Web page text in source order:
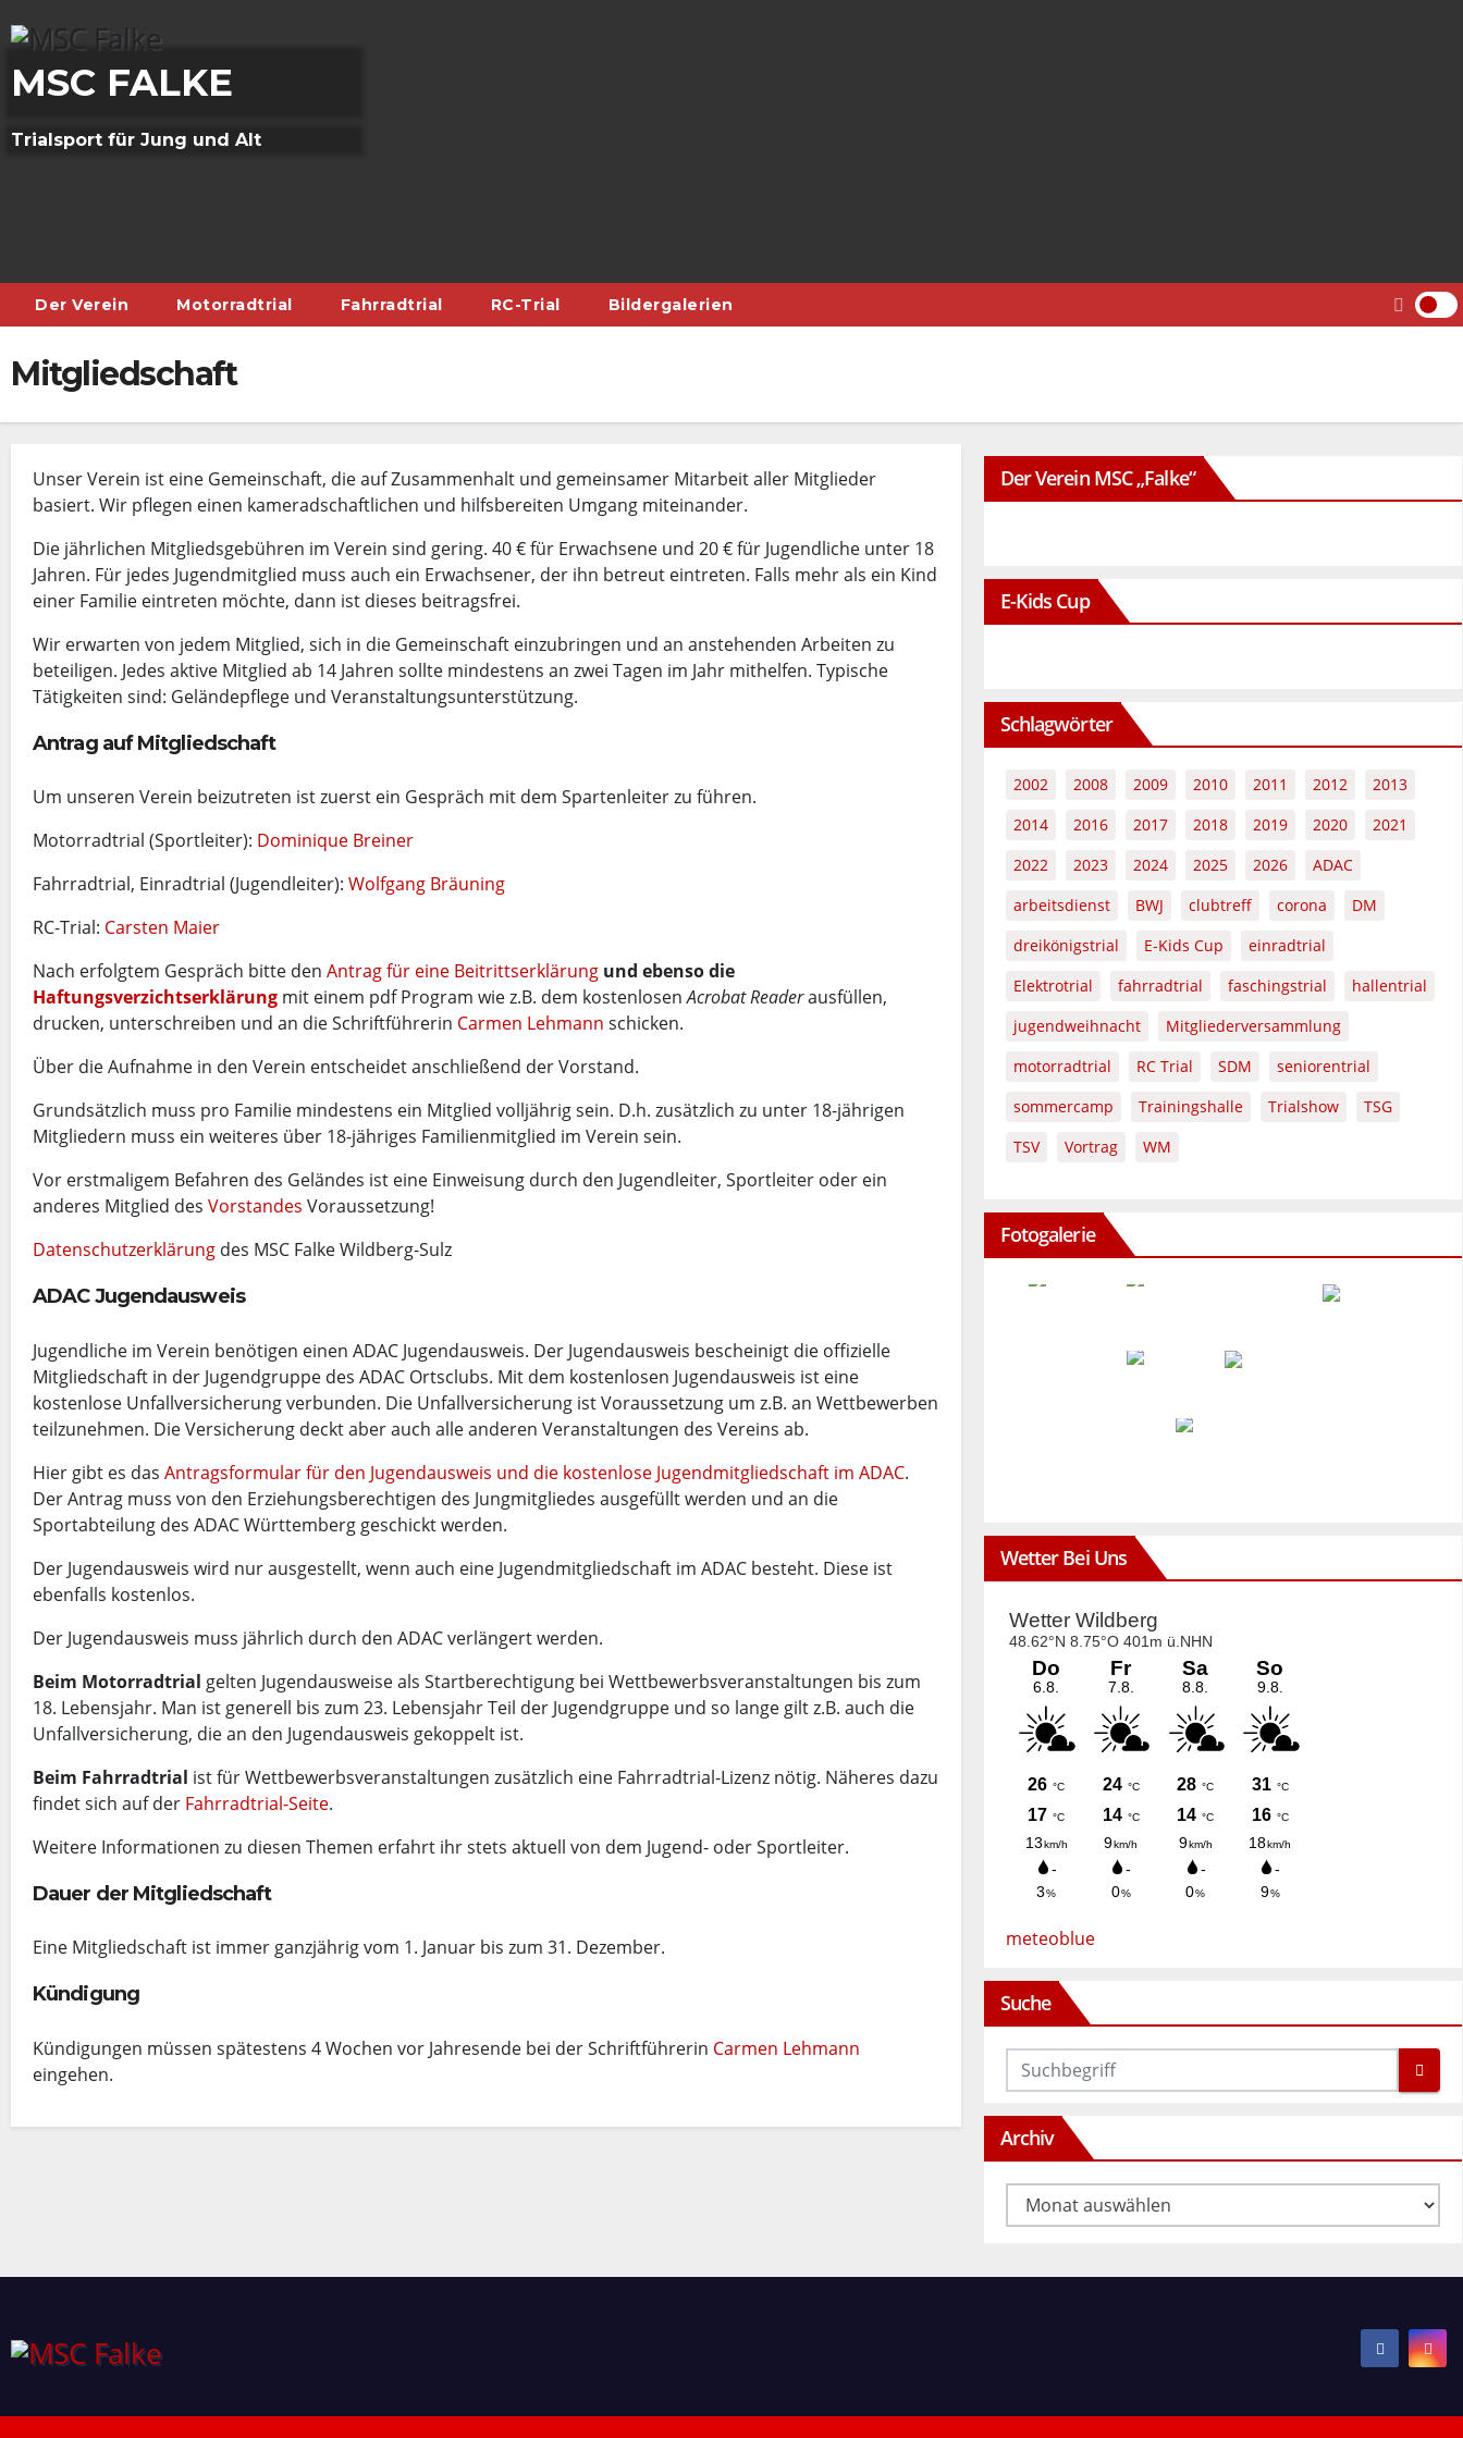
to
content
MSC FALKE
Trialsport für Jung und Alt
Der Verein Motorradtrial Fahrradtrial RC-Trial Bildergalerien
Mitgliedschaft
Unser Verein ist eine Gemeinschaft, die auf Zusammenhalt und gemeinsamer Mitarbeit aller Mitglieder
basiert. Wir pflegen einen kameradschaftlichen und hilfsbereiten Umgang miteinander.
Die jährlichen Mitgliedsgebühren im Verein sind gering. 40 € für Erwachsene und 20 € für Jugendliche unter 18
Jahren. Für jedes Jugendmitglied muss auch ein Erwachsener, der ihn betreut eintreten. Falls mehr als ein Kind
einer Familie eintreten möchte, dann ist dieses beitragsfrei.
Wir erwarten von jedem Mitglied, sich in die Gemeinschaft einzubringen und an anstehenden Arbeiten zu
beteiligen. Jedes aktive Mitglied ab 14 Jahren sollte mindestens an zwei Tagen im Jahr mithelfen. Typische
Tätigkeiten sind: Geländepflege und Veranstaltungsunterstützung.
Antrag auf Mitgliedschaft
Um unseren Verein beizutreten ist zuerst ein Gespräch mit dem Spartenleiter zu führen.
Motorradtrial (Sportleiter): Dominique Breiner
Fahrradtrial, Einradtrial (Jugendleiter): Wolfgang Bräuning
RC-Trial: Carsten Maier
Nach erfolgtem Gespräch bitte den Antrag für eine Beitrittserklärung und ebenso die
Haftungsverzichtserklärung mit einem pdf Program wie z.B. dem kostenlosenAcrobat Readerausfüllen,
drucken, unterschreiben und an die Schriftführerin Carmen Lehmann schicken.
Über die Aufnahme in den Verein entscheidet anschließend der Vorstand.
Grundsätzlich muss pro Familie mindestens ein Mitglied volljährig sein. D.h. zusätzlich zu unter 18-jährigen
Mitgliedern muss ein weiteres über 18-jähriges Familienmitglied im Verein sein.
Vor erstmaligem Befahren des Geländes ist eine Einweisung durch den Jugendleiter, Sportleiter oder ein
anderes Mitglied des Vorstandes Voraussetzung!
Datenschutzerklärung des MSC Falke Wildberg-Sulz
ADAC Jugendausweis
Jugendliche im Verein benötigen einen ADAC Jugendausweis. Der Jugendausweis bescheinigt die offizielle
Mitgliedschaft in der Jugendgruppe des ADAC Ortsclubs. Mit dem kostenlosen Jugendausweis ist eine
kostenlose Unfallversicherung verbunden. Die Unfallversicherung ist Voraussetzung um z.B. an Wettbewerben
teilzunehmen. Die Versicherung deckt aber auch alle anderen Veranstaltungen des Vereins ab.
Hier gibt es das Antragsformular für den Jugendausweis und die kostenlose Jugendmitgliedschaft im ADAC.
Der Antrag muss von den Erziehungsberechtigen des Jungmitgliedes ausgefüllt werden und an die
Sportabteilung des ADAC Württemberg geschickt werden.
Der Jugendausweis wird nur ausgestellt, wenn auch eine Jugendmitgliedschaft im ADAC besteht. Diese ist
ebenfalls kostenlos.
Der Jugendausweis muss jährlich durch den ADAC verlängert werden.
Beim Motorradtrial gelten Jugendausweise als Startberechtigung bei Wettbewerbsveranstaltungen bis zum
18. Lebensjahr. Man ist generell bis zum 23. Lebensjahr Teil der Jugendgruppe und so lange gilt z.B. auch die
Unfallversicherung, die an den Jugendausweis gekoppelt ist.
Beim Fahrradtrial ist für Wettbewerbsveranstaltungen zusätzlich eine Fahrradtrial-Lizenz nötig. Näheres dazu
findet sich auf der Fahrradtrial-Seite.
Weitere Informationen zu diesen Themen erfahrt ihr stets aktuell von dem Jugend- oder Sportleiter.
Dauer der Mitgliedschaft
Eine Mitgliedschaft ist immer ganzjährig vom 1. Januar bis zum 31. Dezember.
Kündigung
Kündigungen müssen spätestens 4 Wochen vor Jahresende bei der Schriftführerin Carmen Lehmann
eingehen.
Der Verein MSC „Falke“
E-Kids Cup
Schlagwörter
2002 2008 2009 2010 2011 2012
2013
2014
2016 2017 2018 2019 2020
2021
2022
2023 2024 2025 2026
ADAC
arbeitsdienst
BWJ clubtreff corona
DM
dreikönigstrial
E-Kids Cup
einradtrial
Elektrotrial
fahrradtrial faschingstrial
hallentrial
jugendweihnacht
Mitgliederversammlung
motorradtrial
RC Trial SDM
seniorentrial
sommercamp
Trainingshalle Trialshow
TSG
TSV
Vortrag WM
Fotogalerie
Wetter Bei Uns
meteoblue
Suche
Archiv
Archiv